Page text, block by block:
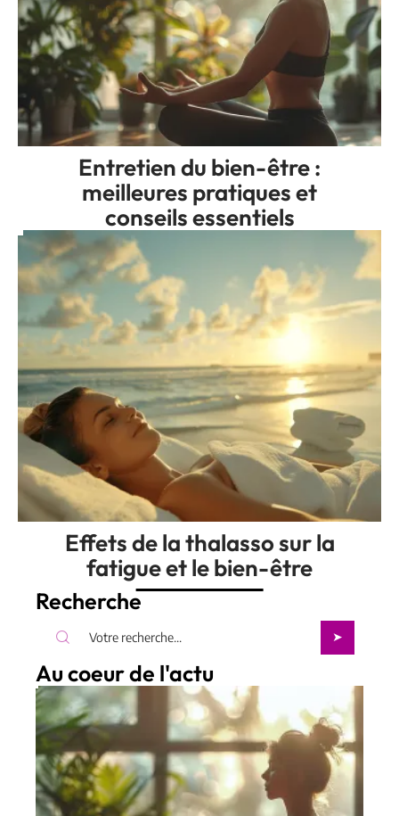
Entretien du bien-être :
meilleures pratiques et
conseils essentiels
Effets de la thalasso sur la
fatigue et le bien-être
Recherche
Au coeur de l'actu